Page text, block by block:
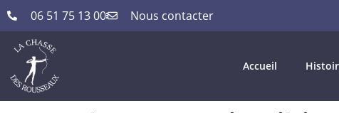
06 51 75 13 00 Nous contacter
Accueil